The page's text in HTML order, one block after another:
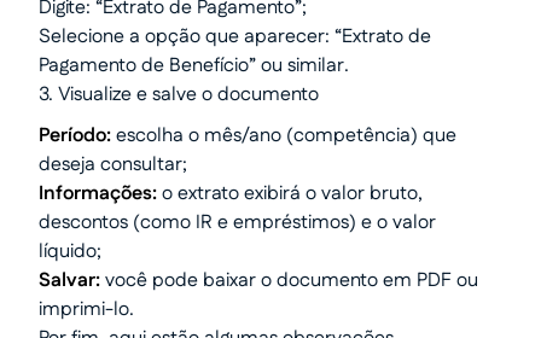
Digite: “Extrato de Pagamento”;
Selecione a opção que aparecer: “Extrato de
Pagamento de Benefício” ou similar.
3. Visualize e salve o documento
Período:escolha o mês/ano (competência) que
deseja consultar;
Informações:o extrato exibirá o valor bruto,
descontos (como IR e empréstimos) e o valor
líquido;
Salvar:você pode baixar o documento em PDF ou
imprimi-lo.